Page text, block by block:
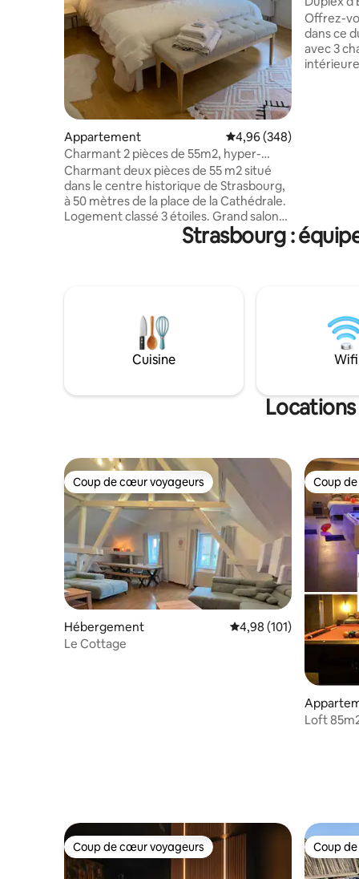
Appartement Évaluation moyenne
4,96 (348)
Charmant 2 pièces de 55m2, hyper-
centre Cathédrale
Charmant deux pièces de 55 m2 situé
dans le centre historique de Strasbourg,
à 50 mètres de la place de la Cathédrale.
Logement classé 3 étoiles. Grand salon
avec canapé convertible, cuisine ouverte
entièrement équipée, grande chambre
des Orfèvres, nombreux commerces et
restaurants à proximité immédiate.
Parking gratuit à 15 minutes a pied de l
appartement
Privée
Offrez-
dans ce
avec 3
Strasbourg :
Cuisine Wifi
Coup de cœur voyageurs
Coup de cœur voyageurs
Hébergement Évaluation moyenne
4,98 (101)
Le Cottage
Coup
Coup
Loft
Coup de cœur voyageurs
Coup de cœur voyageurs Coup
Coup